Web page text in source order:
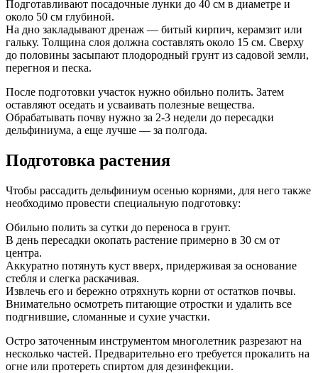
Подготавливают посадочные лунки до 40 см в диаметре и
около 50 см глубиной.
На дно закладывают дренаж — битый кирпич, керамзит или
гальку. Толщина слоя должна составлять около 15 см. Сверху
до половины засыпают плодородный грунт из садовой земли,
перегноя и песка.
После подготовки участок нужно обильно полить. Затем
оставляют оседать и усваивать полезные вещества.
Обрабатывать почву нужно за 2-3 недели до пересадки
дельфиниума, а еще лучше — за полгода.
Подготовка растения
Чтобы рассадить дельфиниум осенью корнями, для него также
необходимо провести специальную подготовку:
Обильно полить за сутки до переноса в грунт.
В день пересадки окопать растение примерно в 30 см от
центра.
Аккуратно потянуть куст вверх, придерживая за основание
стебля и слегка раскачивая.
Извлечь его и бережно отряхнуть корни от остатков почвы.
Внимательно осмотреть питающие отростки и удалить все
подгнившие, сломанные и сухие участки.
Остро заточенным инструментом многолетник разрезают на
несколько частей. Предварительно его требуется прокалить на
огне или протереть спиртом для дезинфекции.